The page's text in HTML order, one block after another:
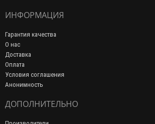
ИНФОРМАЦИЯ
Гарантия качества
О нас
Доставка
Оплата
Условия соглашения
Анонимность
ДОПОЛНИТЕЛЬНО